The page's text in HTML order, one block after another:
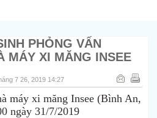
PHỎNG VẤN
MÁY XI MĂNG INSEE
7 26, 2019 14:27
máy xi măng Insee (Bình An,
ngày 31/7/2019